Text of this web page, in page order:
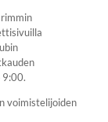
voimistelijoiden